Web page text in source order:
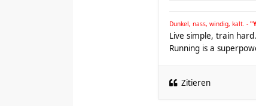
Dunkel, nass, windig, kalt. -
Live simple, train hard.
Running is a
Zitieren